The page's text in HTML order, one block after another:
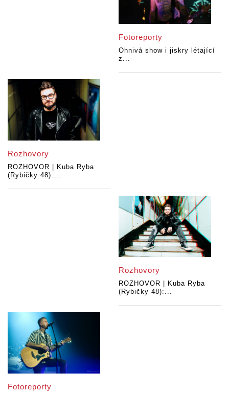
Fotoreporty
Ohnivá show i jiskry létající
z...
Rozhovory
ROZHOVOR | Kuba Ryba
(Rybičky 48):...
Rozhovory
ROZHOVOR | Kuba Ryba
(Rybičky 48):...
Fotoreporty